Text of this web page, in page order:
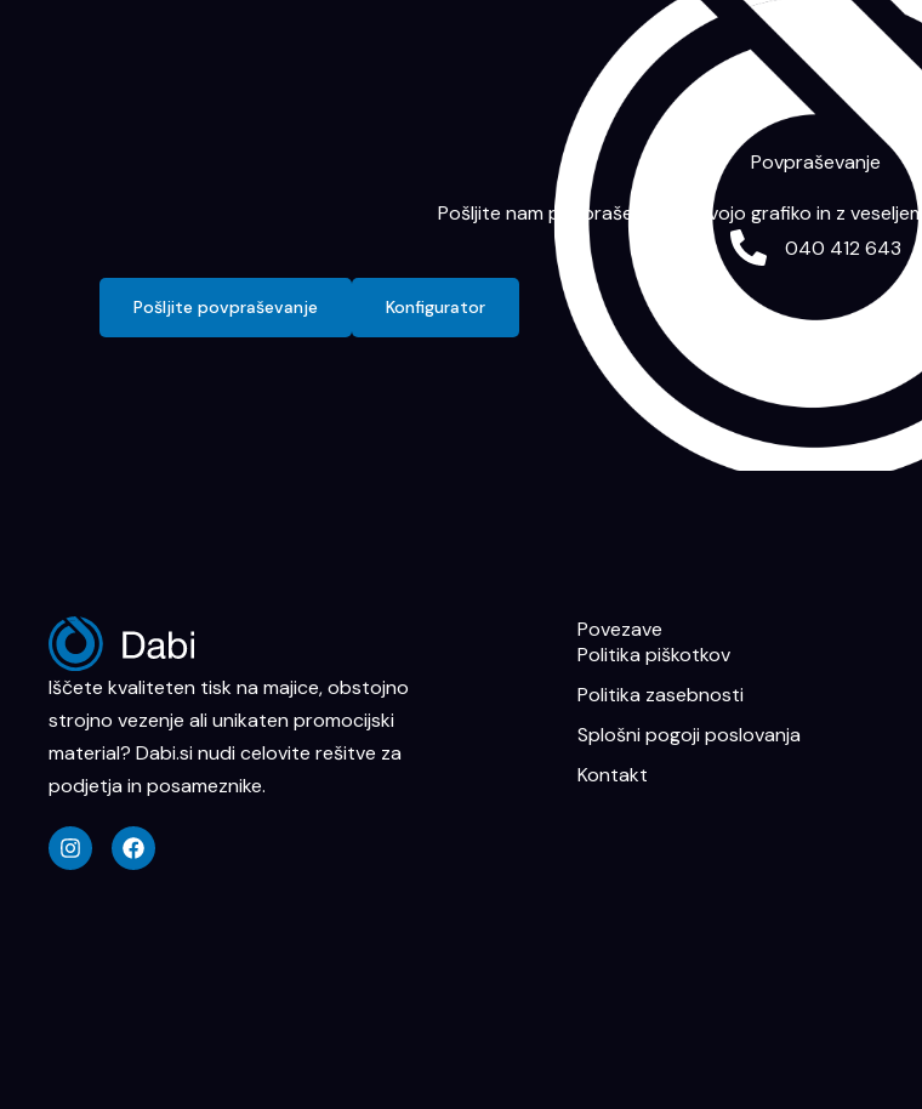
Povpraševanje
Pošljite nam povpraševanje s svojo grafiko in z
040 412 643
Pošljite povpraševanje Konfigurator
Iščete kvaliteten tisk na majice, obstojno
strojno vezenje ali unikaten promocijski
material? Dabi.si nudi celovite rešitve za
podjetja in posameznike.
n
s
t
a
c
e
Povezave
Politika piškotkov
Politika zasebnosti
Splošni pogoji poslovanja
Kontakt